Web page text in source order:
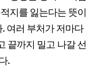
지를 잃는다는 뜻이
여러 부처가 저마다
끝까지 밀고 나갈 선
.